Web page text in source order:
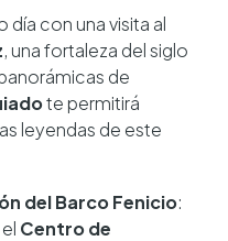
día con una visita al
, una fortaleza del siglo
de
te permitirá
leyendas de este
del Barco Fenicio:
Centro de